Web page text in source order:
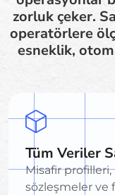
zorluk çeker.
operatörlere
esneklik,
Tüm Veriler
Misafir
sözleşmeler ve